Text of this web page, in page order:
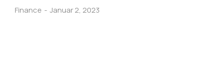
Finance Januar 2, 2023